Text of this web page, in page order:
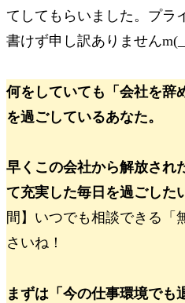
てしてもらいました。 プラ
書けず申し訳ありません
何をしていても「会社を辞
を過ごしているあなた。
早くこの会社から解放され
て充実した毎日を過ごした
間】いつでも相談できる「
さいね！
まずは「今の仕事環境でも